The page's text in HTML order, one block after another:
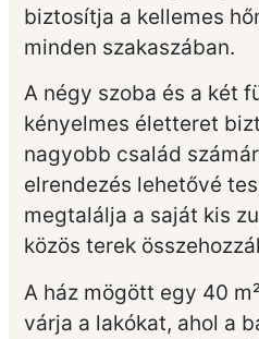
biztosítja a kellemes
minden szakaszában.
A négy szoba és a két
kényelmes életteret
nagyobb család
elrendezés lehetővé
megtalálja a saját kis
közös terek
A ház mögött egy 40
várja a lakókat, ahol a